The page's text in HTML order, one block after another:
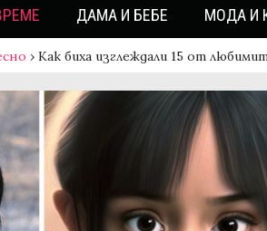
ДАМА И БЕБЕ МОДА И
› Как биха изглеждали 15 от